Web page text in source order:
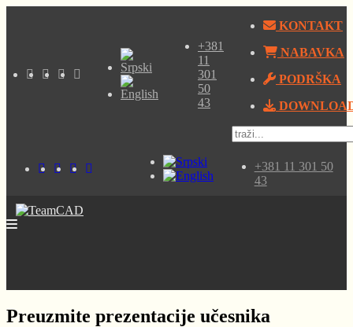
+381
11
301
50
43
KONTAKT
NABAVKA
PODRŠKA
+381 11 301 50
43
Preuzmite prezentacije učesnika